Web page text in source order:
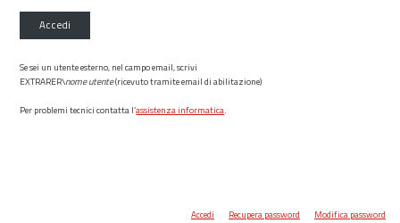
Accedi
Se sei un utente esterno, nel campo email, scrivi
EXTRARER\nome utente(ricevuto tramite email di abilitazione)
Per problemi tecnici contatta l’assistenza informatica.
Accedi Recupera password Modifica password